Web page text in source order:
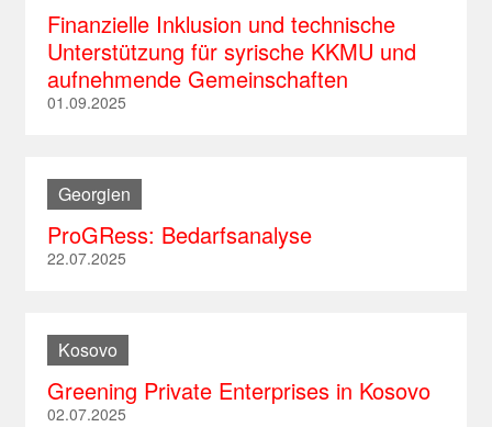
Finanzielle Inklusion und technische
Unterstützung für syrische KKMU und
aufnehmende Gemeinschaften
01.09.2025
Georgien
ProGRess: Bedarfsanalyse
22.07.2025
Kosovo
Greening Private Enterprises in Kosovo
02.07.2025